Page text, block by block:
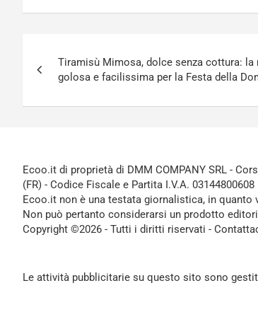
articoli
Tiramisù Mimosa, dolce senza cottura: la
golosa e facilissima per la Festa della
Ecoo.it di proprietà di DMM COMPANY SRL -
(FR) - Codice Fiscale e Partita I.V.A. 03144800608
Ecoo.it non è una testata giornalistica, in quanto
Non può pertanto considerarsi un prodotto
Copyright ©2026 - Tutti i diritti riservati -
Le attività pubblicitarie su questo sito sono